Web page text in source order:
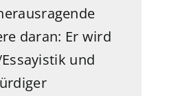
daran: Er wird
und